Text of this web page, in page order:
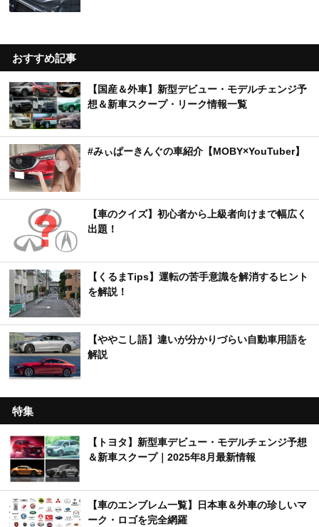
おすすめ記事
【国産＆外車】新型デビュー・モデルチェンジ予
想＆新車スクープ・リーク情報一覧
#みぃぱーきんぐの車紹介【MOBY×YouTuber】
【車のクイズ】初心者から上級者向けまで幅広く
出題！
【くるまTips】運転の苦手意識を解消するヒント
を解説！
【ややこし語】違いが分かりづらい自動車用語を
解説
特集
【トヨタ】新型車デビュー・モデルチェンジ予想
＆新車スクープ｜2025年8月最新情報
【車のエンブレム一覧】日本車＆外車の珍しいマ
ーク・ロゴを完全網羅